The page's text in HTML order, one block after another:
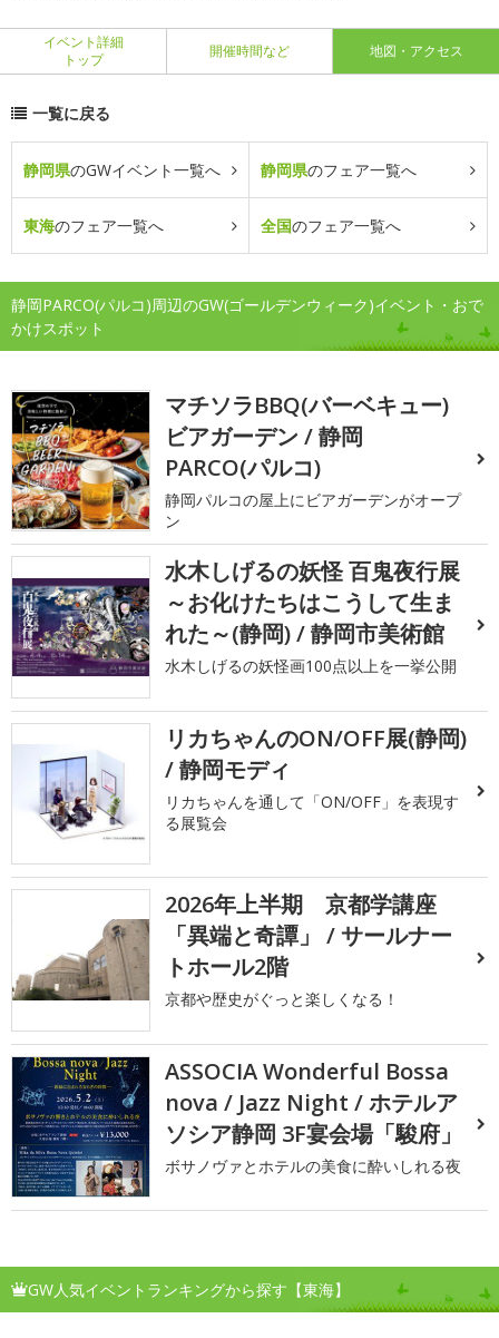
イベント詳細
トップ
開催時間など 地図・アクセス
一覧に戻る
静岡県のGWイベント一覧へ 静岡県のフェア一覧へ
東海のフェア一覧へ 全国のフェア一覧へ
静岡PARCO(パルコ)周辺のGW(ゴールデンウィーク)イベント・おで
かけスポット
マチソラBBQ(バーベキュー)
ビアガーデン / 静岡
PARCO(パルコ)
静岡パルコの屋上にビアガーデンがオープ
ン
水木しげるの妖怪 百鬼夜行展
～お化けたちはこうして生ま
れた～(静岡) / 静岡市美術館
水木しげるの妖怪画100点以上を一挙公開
リカちゃんのON/OFF展(静岡)
/ 静岡モディ
リカちゃんを通して「ON/OFF」を表現す
る展覧会
2026年上半期 京都学講座
「異端と奇譚」 / サールナー
トホール2階
京都や歴史がぐっと楽しくなる！
ASSOCIA Wonderful Bossa
nova / Jazz Night / ホテルア
ソシア静岡 3F宴会場「駿府」
ボサノヴァとホテルの美食に酔いしれる夜
GW人気イベントランキングから探す【東海】